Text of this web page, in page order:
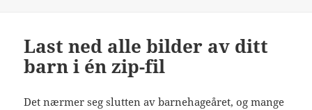
Last ned alle bilder av ditt
barn i én zip-fil
Det nærmer seg slutten av barnehageåret, og mange